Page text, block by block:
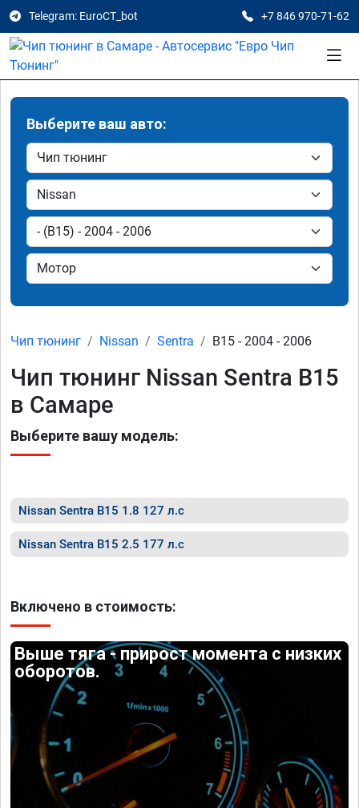
Telegram: EuroCT_bot +7 846 970-71-62
Выберите ваш авто:
Чип тюнинг Nissan Sentra B15 - 2004 - 2006
Чип тюнинг Nissan Sentra B15
в Самаре
Выберите вашу модель:
Nissan Sentra B15 1.8 127 л.с
Nissan Sentra B15 2.5 177 л.с
Включено в стоимость:
Выше тяга - прирост момента с низких
оборотов.